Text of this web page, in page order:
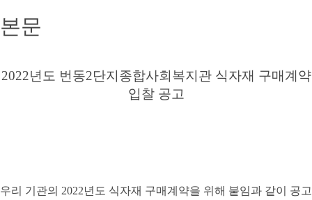
본문
2022년도 번동2단지종합사회복지관 식자재 구매계약
입찰 공고
우리 기관의 2022년도 식자재 구매계약을 위해 붙임과 같이 공고